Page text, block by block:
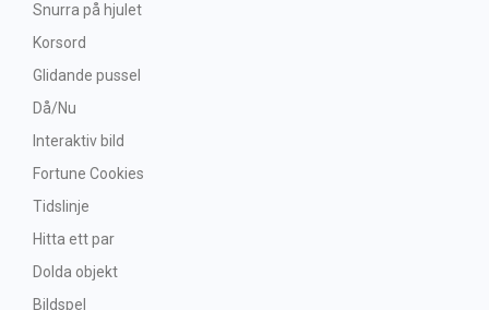
Snurra på hjulet
Korsord
Glidande pussel
Då/Nu
Interaktiv bild
Fortune Cookies
Tidslinje
Hitta ett par
Dolda objekt
Bildspel